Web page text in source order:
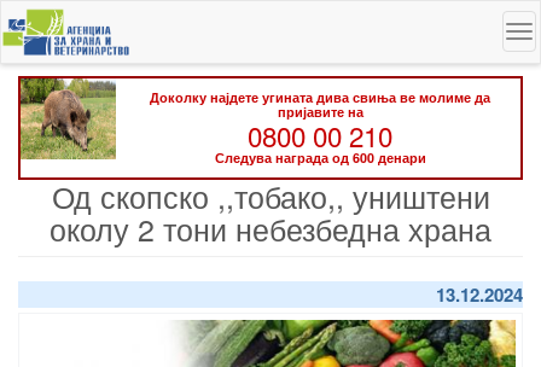
Skip
to
main
content
Доколку најдете угината дива свиња ве молиме да
пријавите на
0800 00 210
Следува награда од 600 денари
Од скопско ,,тобако,, уништени
околу 2 тони небезбедна храна
13.12.2024